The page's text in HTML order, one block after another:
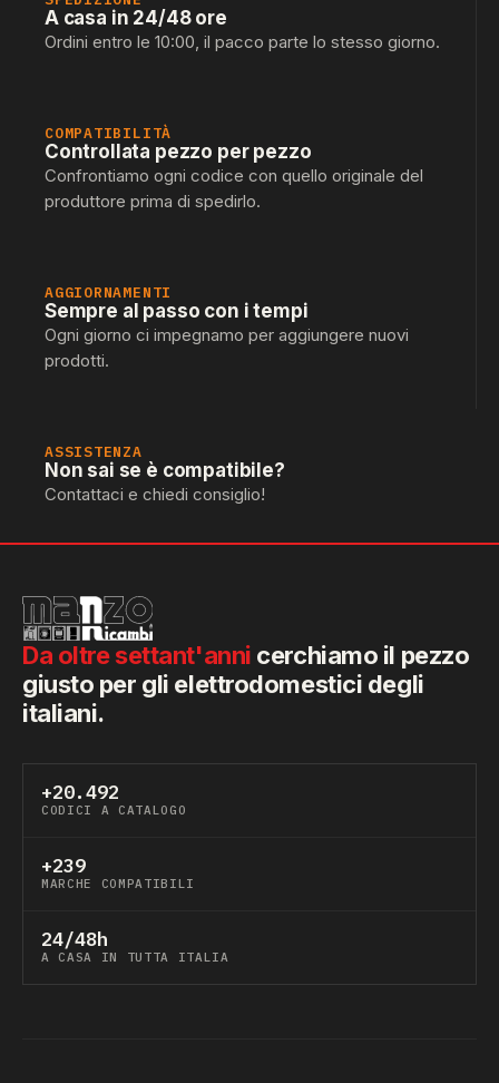
A casa in 24/48 ore
Ordini entro le 10:00, il pacco parte lo stesso giorno.
COMPATIBILITÀ
Controllata pezzo per pezzo
Confrontiamo ogni codice con quello originale del
produttore prima di spedirlo.
AGGIORNAMENTI
Sempre al passo con i tempi
Ogni giorno ci impegnamo per aggiungere nuovi
prodotti.
ASSISTENZA
Non sai se è compatibile?
Contattaci e chiedi consiglio!
Da oltre settant'anni cerchiamo il pezzo
giusto per gli elettrodomestici degli
italiani.
+20.492
CODICI A CATALOGO
+239
MARCHE COMPATIBILI
24/48h
A CASA IN TUTTA ITALIA